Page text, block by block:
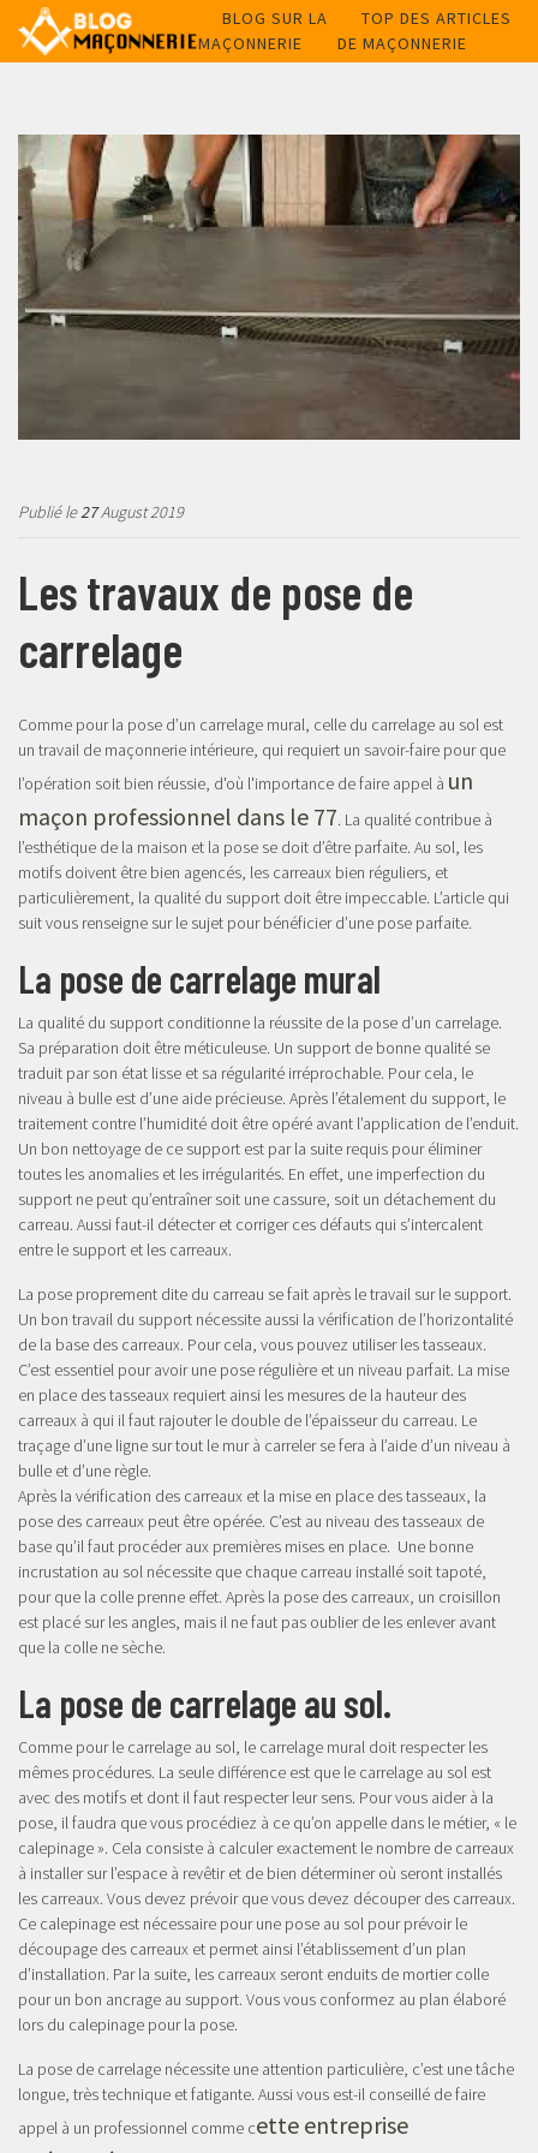
BLOG SUR LA
MAÇONNERIE
TOP DES ARTICLES
DE MAÇONNERIE
Publié le27August 2019
Les travaux de pose de
carrelage
Comme pour la pose d’un carrelage mural, celle du carrelage au sol est
un travail de maçonnerie intérieure, qui requiert un savoir-faire pour que
l’opération soit bien réussie, d'où l'importance de faire appel à un
maçon professionnel dans le 77. La qualité contribue à
l’esthétique de la maison et la pose se doit d’être parfaite. Au sol, les
motifs doivent être bien agencés, les carreaux bien réguliers, et
particulièrement, la qualité du support doit être impeccable. L’article qui
suit vous renseigne sur le sujet pour bénéficier d’une pose parfaite.
La pose de carrelage mural
La qualité du support conditionne la réussite de la pose d’un carrelage.
Sa préparation doit être méticuleuse. Un support de bonne qualité se
traduit par son état lisse et sa régularité irréprochable. Pour cela, le
niveau à bulle est d’une aide précieuse. Après l’étalement du support, le
traitement contre l’humidité doit être opéré avant l’application de l’enduit.
Un bon nettoyage de ce support est par la suite requis pour éliminer
toutes les anomalies et les irrégularités. En effet, une imperfection du
support ne peut qu’entraîner soit une cassure, soit un détachement du
carreau. Aussi faut-il détecter et corriger ces défauts qui s’intercalent
entre le support et les carreaux.
La pose proprement dite du carreau se fait après le travail sur le support.
Un bon travail du support nécessite aussi la vérification de l’horizontalité
de la base des carreaux. Pour cela, vous pouvez utiliser les tasseaux.
C’est essentiel pour avoir une pose régulière et un niveau parfait. La mise
en place des tasseaux requiert ainsi les mesures de la hauteur des
carreaux à qui il faut rajouter le double de l’épaisseur du carreau. Le
traçage d’une ligne sur tout le mur à carreler se fera à l’aide d’un niveau à
bulle et d’une règle.
Après la vérification des carreaux et la mise en place des tasseaux, la
pose des carreaux peut être opérée. C’est au niveau des tasseaux de
base qu’il faut procéder aux premières mises en place. Une bonne
incrustation au sol nécessite que chaque carreau installé soit tapoté,
pour que la colle prenne effet. Après la pose des carreaux, un croisillon
est placé sur les angles, mais il ne faut pas oublier de les enlever avant
que la colle ne sèche.
La pose de carrelage au sol.
Comme pour le carrelage au sol, le carrelage mural doit respecter les
mêmes procédures. La seule différence est que le carrelage au sol est
avec des motifs et dont il faut respecter leur sens. Pour vous aider à la
pose, il faudra que vous procédiez à ce qu’on appelle dans le métier, « le
calepinage ». Cela consiste à calculer exactement le nombre de carreaux
à installer sur l’espace à revêtir et de bien déterminer où seront installés
les carreaux. Vous devez prévoir que vous devez découper des carreaux.
Ce calepinage est nécessaire pour une pose au sol pour prévoir le
découpage des carreaux et permet ainsi l’établissement d’un plan
d’installation. Par la suite, les carreaux seront enduits de mortier colle
pour un bon ancrage au support. Vous vous conformez au plan élaboré
lors du calepinage pour la pose.
La pose de carrelage nécessite une attention particulière, c’est une tâche
longue, très technique et fatigante. Aussi vous est-il conseillé de faire
appel à un professionnel comme cette entreprise